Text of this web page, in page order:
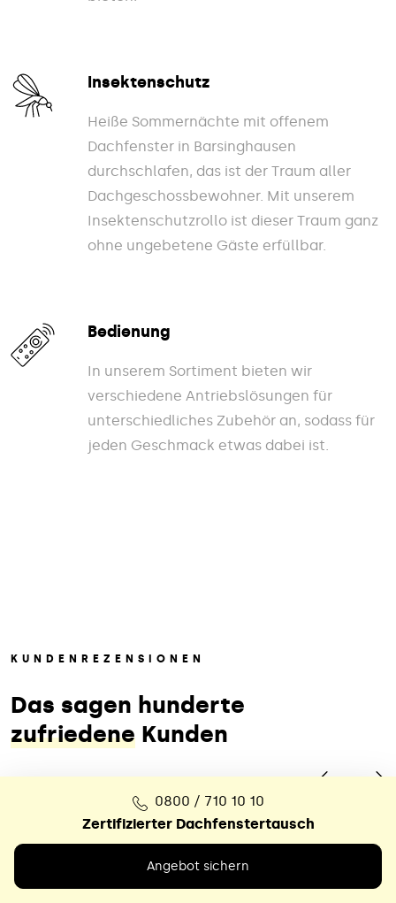
Insektenschutz
Heiße Sommernächte mit offenem
Dachfenster in Barsinghausen
durchschlafen, das ist der Traum aller
Dachgeschossbewohner. Mit unserem
Insektenschutzrollo ist dieser Traum ganz
ohne ungebetene Gäste erfüllbar.
Bedienung
In unserem Sortiment bieten wir
verschiedene Antriebslösungen für
unterschiedliches Zubehör an, sodass für
jeden Geschmack etwas dabei ist.
KUNDENREZENSIONEN
Das sagen hunderte
zufriedene Kunden
0800 / 710 10 10
Zertifizierter Dachfenstertausch
Angebot sichern